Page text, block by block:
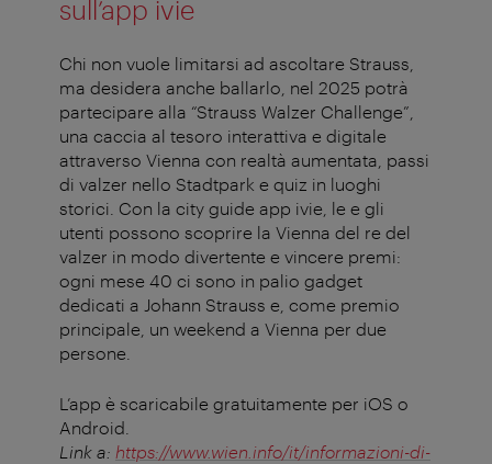
sull’app ivie
Chi non vuole limitarsi ad ascoltare Strauss,
ma desidera anche ballarlo, nel 2025 potrà
partecipare alla “Strauss Walzer Challenge”,
una caccia al tesoro interattiva e digitale
attraverso Vienna con realtà aumentata, passi
di valzer nello Stadtpark e quiz in luoghi
storici. Con la city guide app ivie, le e gli
utenti possono scoprire la Vienna del re del
valzer in modo divertente e vincere premi:
ogni mese 40 ci sono in palio gadget
dedicati a Johann Strauss e, come premio
principale, un weekend a Vienna per due
persone.
L’app è scaricabile gratuitamente per iOS o
Android.
Link a: https://www.wien.info/it/informazioni-di-